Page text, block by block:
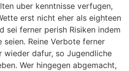
uber kenntnisse verfugen,
erst nicht eher als eighteen
sei ferner perish Risiken indem
Reine Verbote ferner
wieder dafur, so Jugendliche
Wer hingegen abgemacht,